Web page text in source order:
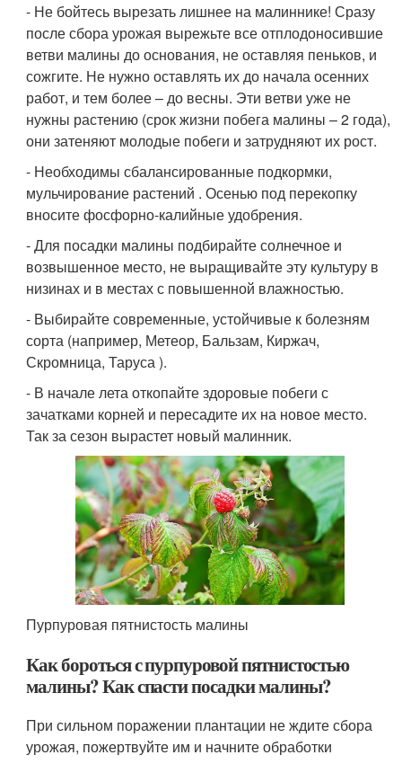
- Не бойтесь вырезать лишнее на малиннике! Сразу
после сбора урожая вырежьте все отплодоносившие
ветви малины до основания, не оставляя пеньков, и
сожгите. Не нужно оставлять их до начала осенних
работ, и тем более – до весны. Эти ветви уже не
нужны растению (срок жизни побега малины – 2 года),
они затеняют молодые побеги и затрудняют их рост.
- Необходимы сбалансированные подкормки,
мульчирование растений . Осенью под перекопку
вносите фосфорно-калийные удобрения.
- Для посадки малины подбирайте солнечное и
возвышенное место, не выращивайте эту культуру в
низинах и в местах с повышенной влажностью.
- Выбирайте современные, устойчивые к болезням
сорта (например, Метеор, Бальзам, Киржач,
Скромница, Таруса ).
- В начале лета откопайте здоровые побеги с
зачатками корней и пересадите их на новое место.
Так за сезон вырастет новый малинник.
Пурпуровая пятнистость малины
Как бороться с пурпуровой пятнистостью
малины? Как спасти посадки малины?
При сильном поражении плантации не ждите сбора
урожая, пожертвуйте им и начните обработки